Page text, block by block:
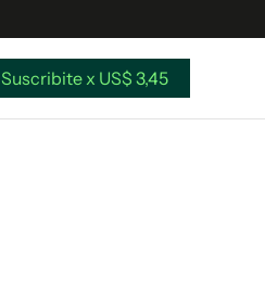
Suscribite x US$ 3,45